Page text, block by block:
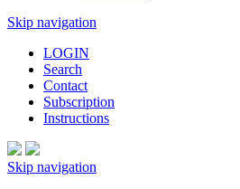
Skip navigation
LOGIN
Search
Contact
Subscription
Instructions
Skip navigation